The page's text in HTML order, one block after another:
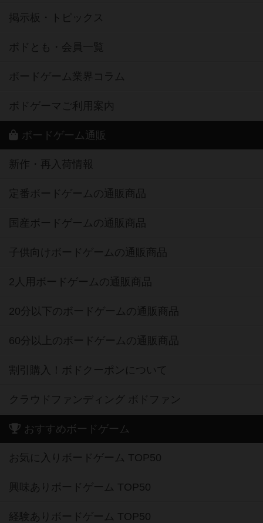
掲示板・トピックス
ボドとも・会員一覧
ボードゲーム業界コラム
ボドゲーマご利用案内
ボードゲーム通販
新作・再入荷情報
定番ボードゲームの通販商品
国産ボードゲームの通販商品
子供向けボードゲームの通販商品
2人用ボードゲームの通販商品
20分以下のボードゲームの通販商品
60分以上のボードゲームの通販商品
割引購入！ボドクーポンについて
クラウドファンディング ボドファン
おすすめボードゲーム
お気に入りボードゲーム TOP50
興味ありボードゲーム TOP50
経験ありボードゲーム TOP50